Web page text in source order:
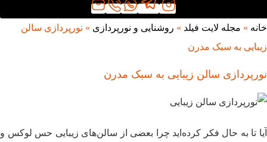
خانه » مجله لایت فیلد » روشنایی و نورپردازی » نورپردازی سالن
زیبایی به سبک مدرن
نورپردازی سالن زیبایی به سبک مدرن
آیا تا به حال فکر کرده‌اید چرا بعضی از سالن‌‌های زیبایی حس لوکس و